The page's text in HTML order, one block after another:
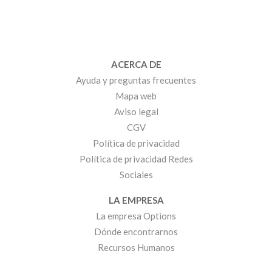
ACERCA DE
Ayuda y preguntas frecuentes
Mapa web
Aviso legal
CGV
Política de privacidad
Política de privacidad Redes
Sociales
LA EMPRESA
La empresa Options
Dónde encontrarnos
Recursos Humanos